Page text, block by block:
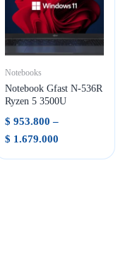
Notebooks
Notebook Gfast N-536R
Ryzen 5 3500U
$ 953.800 –
$ 1.679.000Rango
precios: